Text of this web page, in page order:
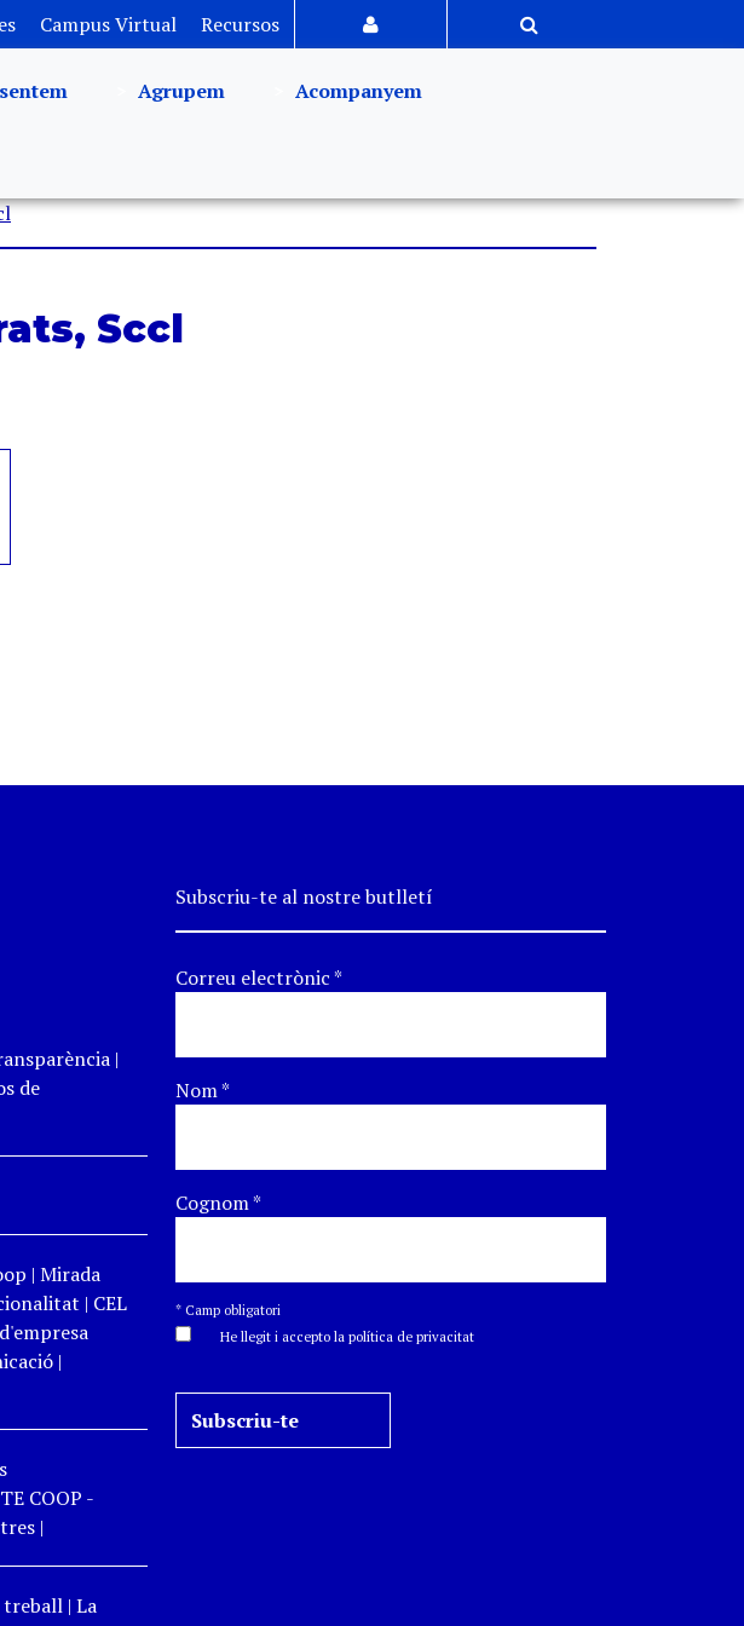
Campus Virtual Recursos
Agrupem Acompanyem
Sccl
|
de
| Mirada
| CEL
|
COOP -
|
treball| La
Subscriu-te al nostre butlletí
Correu electrònic*
Nom*
Cognom*
* Camp obligatori
He llegit i accepto la política de privacitat